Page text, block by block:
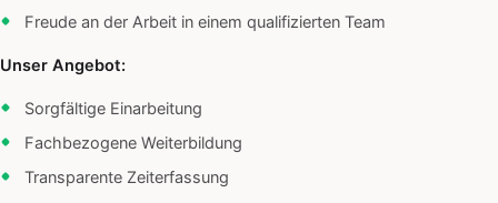
Freude an der Arbeit in einem qualifizierten Team
Unser Angebot:
Sorgfältige Einarbeitung
Fachbezogene Weiterbildung
Transparente Zeiterfassung